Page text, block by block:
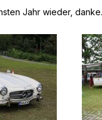
Jahr wieder, danke.